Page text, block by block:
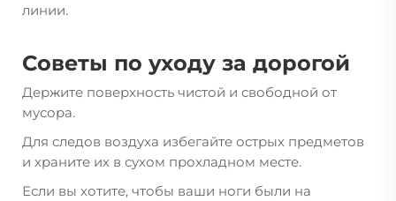
линии.
Советы по уходу за дорогой
Держите поверхность чистой и свободной от
мусора.
Для следов воздуха избегайте острых предметов
и храните их в сухом прохладном месте.
Если вы хотите, чтобы ваши ноги были на